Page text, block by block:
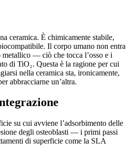
ceramica. È chimicamente stabile,
Il corpo umano non entra
— ciò che tocca l’osso e i
di TiO₂. Questa è la ragione per cui
nella ceramica sta, ironicamente,
abbracciarne un’altra.
su cui avviene l’adsorbimento delle
degli osteoblasti — i primi passi
di superficie come la SLA